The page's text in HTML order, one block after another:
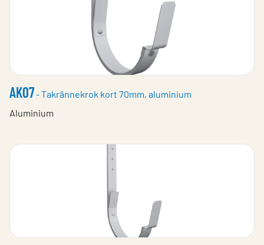
AK07- Takrännekrok kort 70mm, aluminium
Aluminium